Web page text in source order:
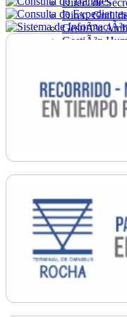
Direc. de
Direc. Gral.
GestiÃ³n
GestiÃ³n
Ordenamiento
PromociÃ³n
Salud
SecretarÃ­a